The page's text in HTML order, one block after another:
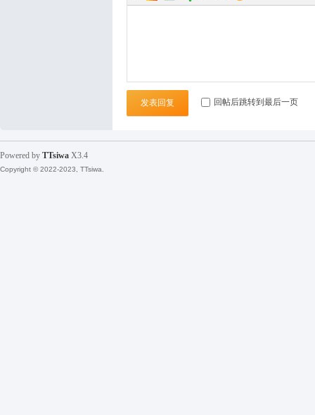
发表回复 回帖后跳转到最后一页
Powered by TTsiwa X3.4
Copyright © 2022-2023, TTsiwa.